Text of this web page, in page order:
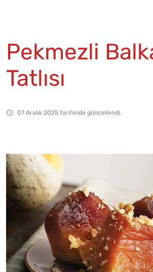
Pekmezli
Tatlısı
07 Aralık 2025 tarihinde güncellendi.